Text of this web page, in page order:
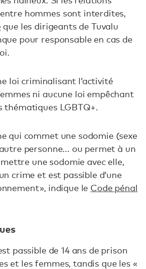
hommes sont interdites,
que les dirigeants de Tuvalu
pour responsable en cas de
loi criminalisant l’activité
ni aucune loi empêchant
thématiques LGBTQ+.
qui commet une sodomie (sexe
personne... ou permet à un
une sodomie avec elle,
crime et est passible d’une
», indique le Code pénal
passible de 14 ans de prison
et les femmes, tandis que les «